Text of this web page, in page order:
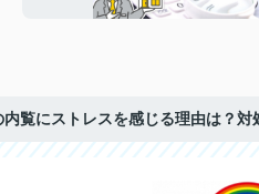
内覧にストレスを感じる理由は？